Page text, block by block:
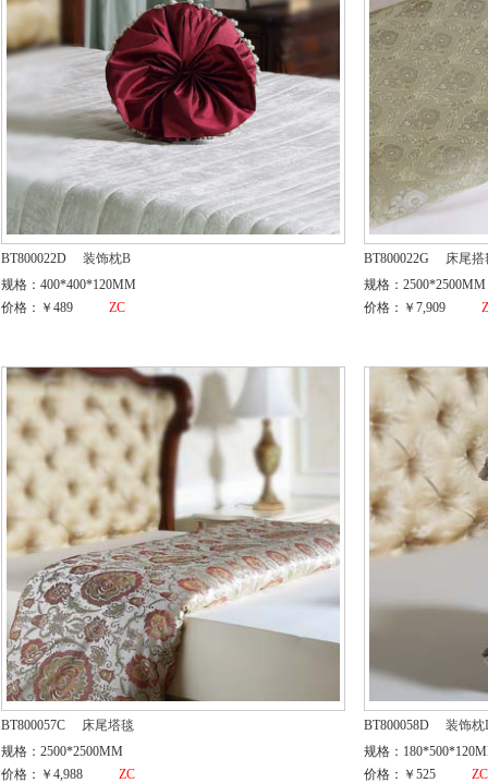
BT800022D
装饰枕B
规格：400*400*120MM
价格：￥489
ZC
BT800022G
床尾搭
规格：2500*2500MM
价格：￥7,909
BT800057C
床尾塔毯
规格：2500*2500MM
价格：￥4,988
ZC
BT800058D
装饰枕
规格：
价格：￥525
ZC